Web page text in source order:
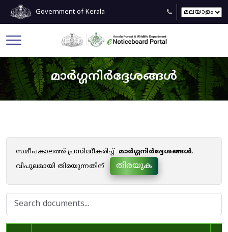
Government of Kerala
മാർഗ്ഗനിർദ്ദേശങ്ങൾ
സമീപകാലത്ത് പ്രസിദ്ധീകരിച്ച് മാർഗ്ഗനിർദ്ദേശങ്ങൾ.
വിപുലമായി തിരയുന്നതിന്
തിരയുക